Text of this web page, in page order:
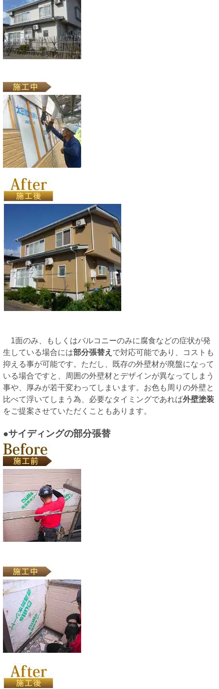
1面のみ、もしくはバルコニーのみに腐食などの症状が発
生している場合には部分張替え で対応可能であり、コストも
抑える事が可能です。ただし、既存の外壁材が廃盤になって
いる場合ですと、周囲の外壁材とデザインが異なってしまう
事や、厚みが若干変わってしまいます。お色も周りの外壁と
比べて浮いてしまう為、必要なタイミングであれば外壁塗装
をご提案させていただくこともあります。
●サイディングの部分張替